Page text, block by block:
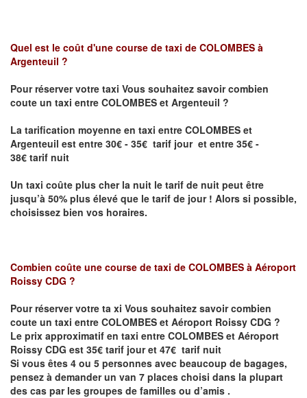
Quel est le coût d'une course de taxi de COLOMBES à
Argenteuil ?
Pour réserver votre taxi Vous souhaitez savoircombien
coute un taxi entre COLOMBES et Argenteuil ?
La tarification moyenne en taxi entre COLOMBES et
Argenteuil est entre 30€ - 35€ tarif jour et entre 35€ -
38€ tarif nuit
Un taxi coûte plus cher la nuit le tarif de nuit peut être
jusqu’à 50% plus élevé que le tarif de jour ! Alors si possible,
choisissez bien vos horaires.
Combien coûte une course de taxi de COLOMBES à Aéroport
Roissy CDG ?
Pour réserver votre ta xi Vous souhaitez savoircombien
coute un taxi entre COLOMBES et Aéroport Roissy CDG ?
Le prix approximatif en taxi entre COLOMBES et Aéroport
Roissy CDG est 35€ tarif jour et 47€ tarif nuit
Si vous êtes 4 ou 5 personnes avec beaucoup de bagages,
pensez à demander un van 7 places choisi dans la plupart
des cas par les groupes de familles ou d’amis .